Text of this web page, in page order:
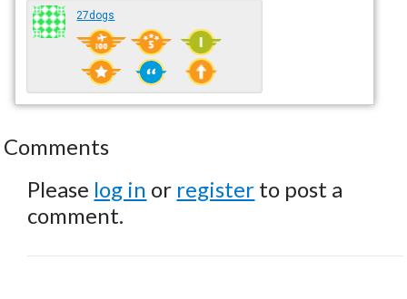
27dogs
Comments
Please log in or register to post a
comment.